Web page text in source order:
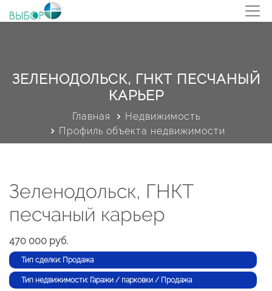
ЗЕЛЕНОДОЛЬСК, ГНКТ ПЕСЧАНЫЙ
КАРЬЕР
Главная
Недвижимость
Профиль объекта недвижимости
Зеленодольск, ГНКТ
песчаный карьер
470 000 руб.
Тип сделки: Продажа
Тип недвижимости: Гаражи / парковки / Продажа